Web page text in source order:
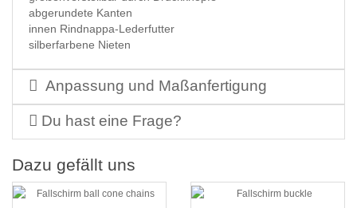
abgerundete Kanten
innen Rindnappa-Lederfutter
silberfarbene Nieten
Anpassung und Maßanfertigung
Du hast eine Frage?
Dazu gefällt uns